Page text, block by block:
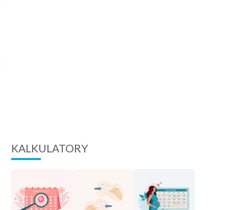
KALKULATORY